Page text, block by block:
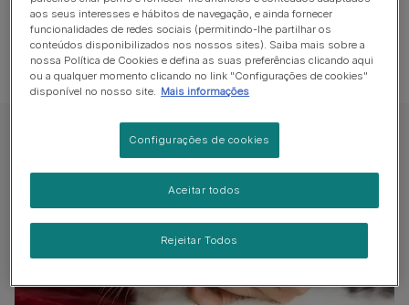
para si e para o seu estilo de vida.
Ver todos os artigos
aos seus interesses e hábitos de navegação, e ainda fornecer
funcionalidades de redes sociais (permitindo-lhe partilhar os
conteúdos disponibilizados nos nossos sites). Saiba mais sobre a
nossa Política de Cookies e defina as suas preferências clicando aqui
ou a qualquer momento clicando no link "Configurações de cookies"
disponível no nosso site. Mais informações
Configurações de cookies
Rejeitar Todos
Aceitar todos